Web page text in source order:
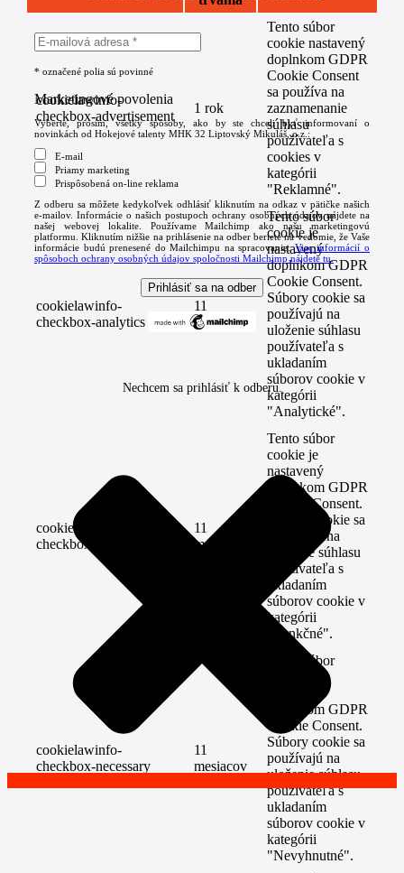
cookielawinfo-
checkbox-advertisement
1 rok
Tento súbor
cookie nastavený
doplnkom GDPR
Cookie Consent
sa používa na
zaznamenanie
súhlasu
používateľa s
cookies v
kategórii
"Reklamné".
cookielawinfo-
checkbox-analytics
11
mesiacov
Tento súbor
cookie je
nastavený
doplnkom GDPR
Cookie Consent.
Súbory cookie sa
používajú na
uloženie súhlasu
používateľa s
ukladaním
súborov cookie v
kategórii
"Analytické".
cookielawinfo-
checkbox-functional
11
mesiacov
Tento súbor
cookie je
nastavený
doplnkom GDPR
Cookie Consent.
Súbory cookie sa
používajú na
uloženie súhlasu
používateľa s
ukladaním
súborov cookie v
kategórii
"Funkčné".
cookielawinfo-
checkbox-necessary
11
mesiacov
Tento súbor
doplnkom GDPR
Cookie Consent.
Súbory cookie sa
používajú na
uloženie súhlasu
používateľa s
ukladaním
súborov cookie v
kategórii
"Nevyhnutné".
* označené polia sú povinné
Marketingové povolenia
Vyberte, prosím, všetky spôsoby, ako by ste chceli byť informovaní o
novinkách od Hokejové talenty MHK 32 Liptovský Mikuláš, o.z.:
E-mail
Priamy marketing
Prispôsobená on-line reklama
Z odberu sa môžete kedykoľvek odhlásiť kliknutím na odkaz v pätičke našich
e-mailov. Informácie o našich postupoch ochrany osobných údajov nájdete na
našej webovej lokalite. Používame Mailchimp ako našu marketingovú
platformu. Kliknutím nižšie na prihlásenie na odber beriete na vedomie, že Vaše
informácie budú prenesené do Mailchimpu na spracovanie.Viac informácií o
spôsoboch ochrany osobných údajov spoločnosti Mailchimp nájdete tu.
Nechcem sa prihlásiť k odberu.